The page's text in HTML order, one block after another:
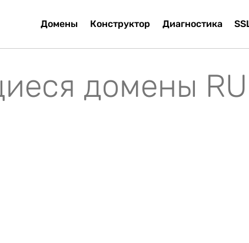
Домены Конструктор Диагностика
домены